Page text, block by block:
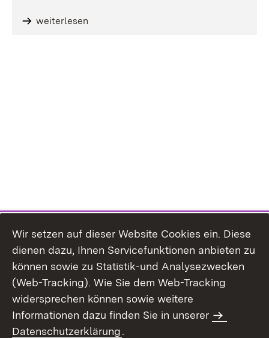
weiterlesen
Wir setzen auf dieser Website Cookies ein. Diese
dienen dazu, Ihnen Servicefunktionen anbieten zu
können sowie zu Statistik-und Analysezwecken
(Web-Tracking). Wie Sie dem Web-Tracking
widersprechen können sowie weitere
Informationen dazu finden Sie in unserer
Datenschutzerklärung.